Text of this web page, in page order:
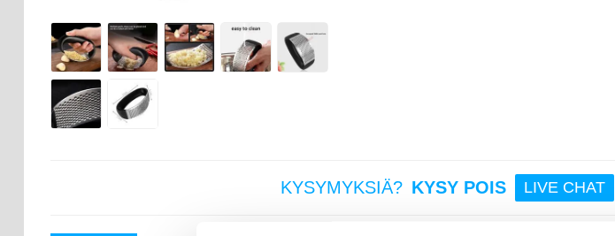
KYSYMYKSIÄ? KYSY POIS LIVE CHAT